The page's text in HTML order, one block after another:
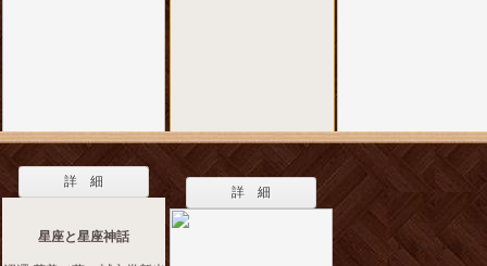
詳 細
星座と星座神話
詳 細